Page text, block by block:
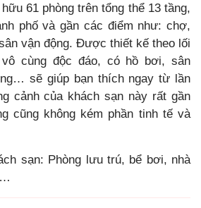
61 phòng trên tổng thể 13 tầng,
phố và gần các điểm như: chợ,
vận động. Được thiết kế theo lối
vô cùng độc đáo, có hồ bơi, sân
sẽ giúp bạn thích ngay từ lần
cảnh của khách sạn này rất gần
cũng không kém phần tinh tế và
sạn: Phòng lưu trú, bể bơi, nhà
…